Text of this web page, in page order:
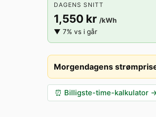
DAGENS SNITT
1,550 kr /kWh
▼ 7% vs i går
Morgendagens
⏰ Billigste-time-kalkulator